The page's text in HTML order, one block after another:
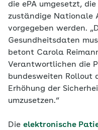
die ePA umgesetzt,
zuständige Nationale
vorgegeben werden.
Gesundheitsdaten
betont Carola
Verantwortlichen die
bundesweiten Rollout
Erhöhung der
umzusetzen.“
Die elektronische